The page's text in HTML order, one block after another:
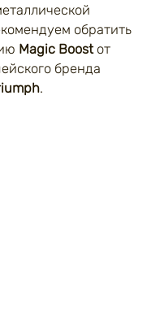
обратить
Magic Boost от
бренда
.